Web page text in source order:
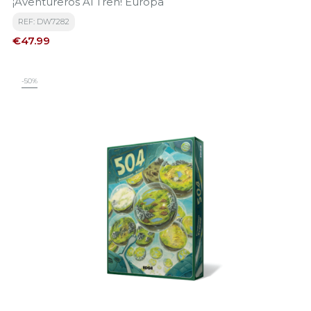
REF: DW7282
Price
€47.99
-50%